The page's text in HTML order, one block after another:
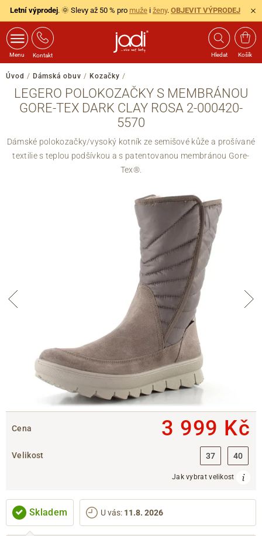
Letní výprodej. 🌞 Slevy až 50 % pro muže i ženy. OBJEVIT VÝPRODEJ
Menu Kontakt Hledat Košík
Úvod / Dámská obuv / Kozačky /
LEGERO POLOKOZAČKY S MEMBRÁNOU
GORE-TEX DARK CLAY ROSA 2-000420-
5570
Dámské polokozačky/vysoký kotník ze semišové kůže a prošívané
textilie s teplou podšívkou a s patentovanou membránou Gore-
Tex®.
Cena 3 999 Kč
Velikost 37 40
Jak vybrat velikost
Skladem U vás: 11.8. 2026